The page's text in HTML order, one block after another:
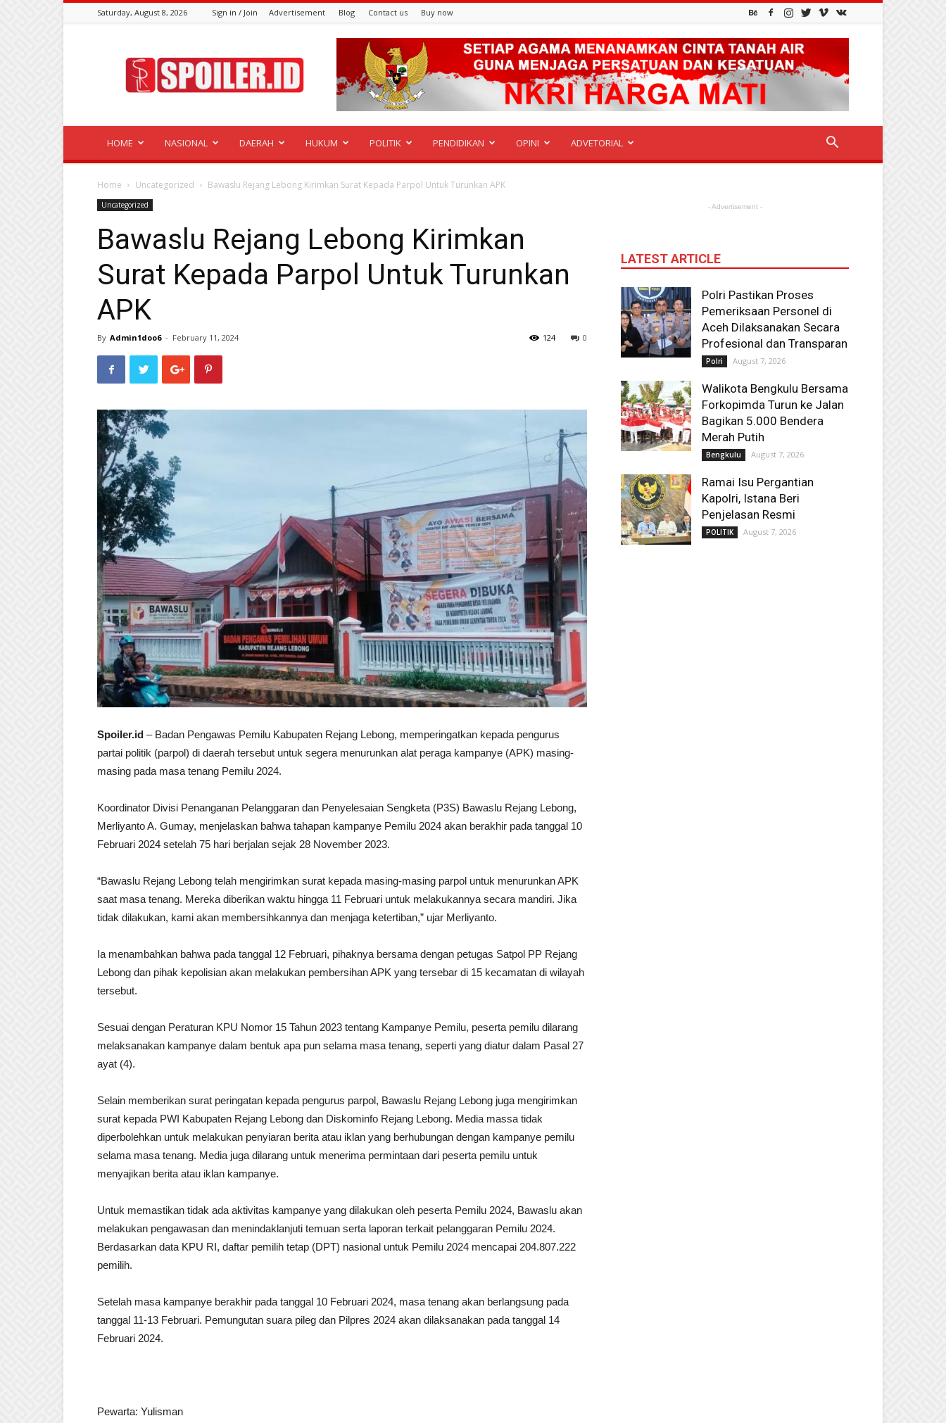
Saturday, August 8, 2026 Sign in / Join Advertisement Blog Contact us Buy now
HOME NASIONAL DAERAH HUKUM POLITIK PENDIDIKAN OPINI ADVETORIAL
Home Uncategorized Bawaslu Rejang Lebong Kirimkan Surat Kepada Parpol Untuk Turunkan APK
Uncategorized
Bawaslu Rejang Lebong Kirimkan
Surat Kepada Parpol Untuk Turunkan
APK
By Admin1doo6 - February 11, 2024 0
124
Spoiler.id – Badan Pengawas Pemilu Kabupaten Rejang Lebong, memperingatkan kepada pengurus
partai politik (parpol) di daerah tersebut untuk segera menurunkan alat peraga kampanye (APK) masing-
masing pada masa tenang Pemilu 2024.
Koordinator Divisi Penanganan Pelanggaran dan Penyelesaian Sengketa (P3S) Bawaslu Rejang Lebong,
Merliyanto A. Gumay, menjelaskan bahwa tahapan kampanye Pemilu 2024 akan berakhir pada tanggal 10
Februari 2024 setelah 75 hari berjalan sejak 28 November 2023.
“Bawaslu Rejang Lebong telah mengirimkan surat kepada masing-masing parpol untuk menurunkan APK
saat masa tenang. Mereka diberikan waktu hingga 11 Februari untuk melakukannya secara mandiri. Jika
tidak dilakukan, kami akan membersihkannya dan menjaga ketertiban,” ujar Merliyanto.
Ia menambahkan bahwa pada tanggal 12 Februari, pihaknya bersama dengan petugas Satpol PP Rejang
Lebong dan pihak kepolisian akan melakukan pembersihan APK yang tersebar di 15 kecamatan di wilayah
tersebut.
Sesuai dengan Peraturan KPU Nomor 15 Tahun 2023 tentang Kampanye Pemilu, peserta pemilu dilarang
melaksanakan kampanye dalam bentuk apa pun selama masa tenang, seperti yang diatur dalam Pasal 27
ayat (4).
Selain memberikan surat peringatan kepada pengurus parpol, Bawaslu Rejang Lebong juga mengirimkan
surat kepada PWI Kabupaten Rejang Lebong dan Diskominfo Rejang Lebong. Media massa tidak
diperbolehkan untuk melakukan penyiaran berita atau iklan yang berhubungan dengan kampanye pemilu
selama masa tenang. Media juga dilarang untuk menerima permintaan dari peserta pemilu untuk
menyajikan berita atau iklan kampanye.
Untuk memastikan tidak ada aktivitas kampanye yang dilakukan oleh peserta Pemilu 2024, Bawaslu akan
melakukan pengawasan dan menindaklanjuti temuan serta laporan terkait pelanggaran Pemilu 2024.
Berdasarkan data KPU RI, daftar pemilih tetap (DPT) nasional untuk Pemilu 2024 mencapai 204.807.222
pemilih.
Setelah masa kampanye berakhir pada tanggal 10 Februari 2024, masa tenang akan berlangsung pada
tanggal 11-13 Februari. Pemungutan suara pileg dan Pilpres 2024 akan dilaksanakan pada tanggal 14
Februari 2024.
Pewarta: Yulisman
- Advertisement -
LATEST ARTICLE
Polri Pastikan Proses
Pemeriksaan Personel di
Aceh Dilaksanakan Secara
Profesional dan Transparan
Polri August 7, 2026
Walikota Bengkulu Bersama
Forkopimda Turun ke Jalan
Bagikan 5.000 Bendera
Merah Putih
Bengkulu August 7, 2026
Ramai Isu Pergantian
Kapolri, Istana Beri
Penjelasan Resmi
POLITIK August 7, 2026